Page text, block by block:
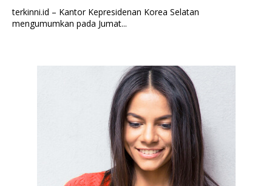
terkinni.id – Kantor Kepresidenan Korea Selatan
mengumumkan pada Jumat...